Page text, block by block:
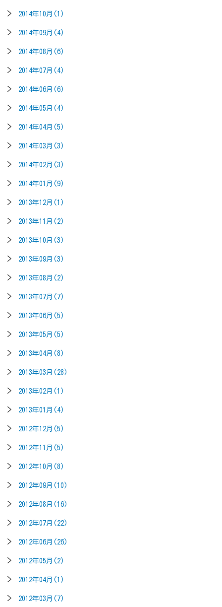
2014年10月(1)
2014年09月(4)
2014年08月(6)
2014年07月(4)
2014年06月(6)
2014年05月(4)
2014年04月(5)
2014年03月(3)
2014年02月(3)
2014年01月(9)
2013年12月(1)
2013年11月(2)
2013年10月(3)
2013年09月(3)
2013年08月(2)
2013年07月(7)
2013年06月(5)
2013年05月(5)
2013年04月(8)
2013年03月(28)
2013年02月(1)
2013年01月(4)
2012年12月(5)
2012年11月(5)
2012年10月(8)
2012年09月(10)
2012年08月(16)
2012年07月(22)
2012年06月(26)
2012年05月(2)
2012年04月(1)
2012年03月(7)